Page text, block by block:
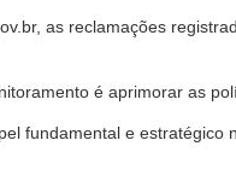
as reclamações
é aprimorar as
fundamental e estratégico